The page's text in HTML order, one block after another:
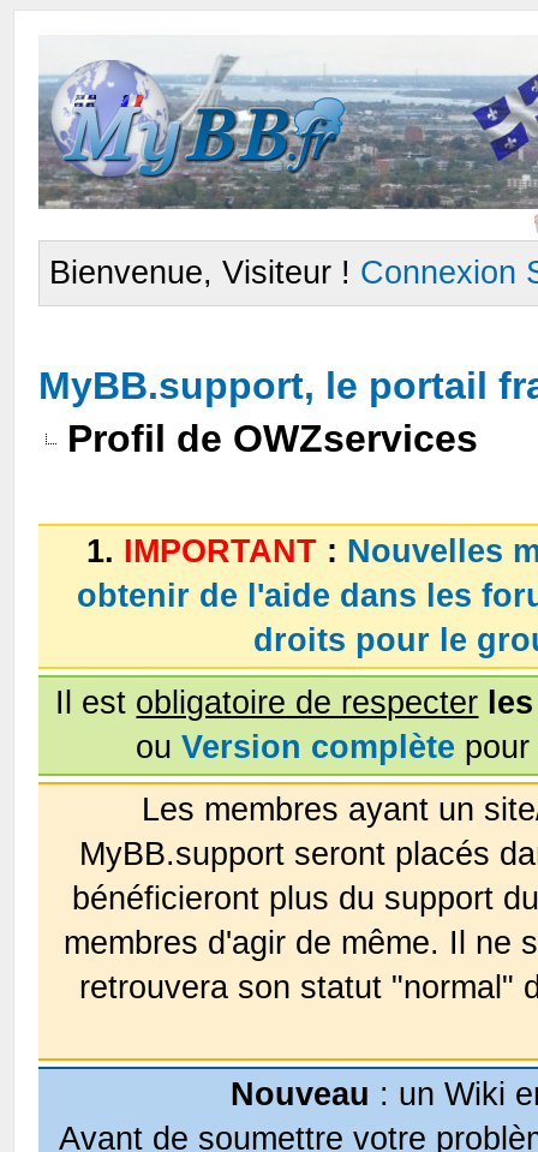
Bienvenue, Visiteur ! Connexion
MyBB.support, le portail
Profil de OWZservices
1. IMPORTANT : Nouvelles
obtenir de l'aide dans les
droits pour le
Il est obligatoire de respecter
ouVersion complète
Les membres ayant un
MyBB.support seront placés
bénéficieront plus du support
membres d'agir de même. Il ne
retrouvera son statut "normal"
Nouveau : un Wiki
Avant de soumettre votre